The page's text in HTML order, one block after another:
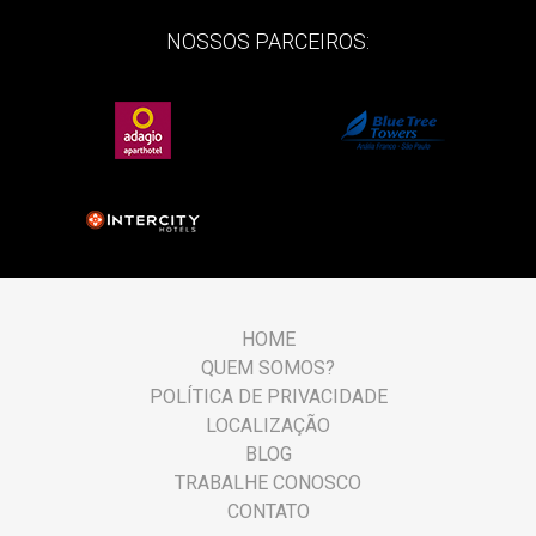
NOSSOS PARCEIROS:
HOME
QUEM SOMOS?
POLÍTICA DE PRIVACIDADE
LOCALIZAÇÃO
BLOG
TRABALHE CONOSCO
CONTATO